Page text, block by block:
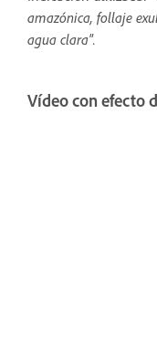
amazónica, follaje
agua clara".
Vídeo con efecto